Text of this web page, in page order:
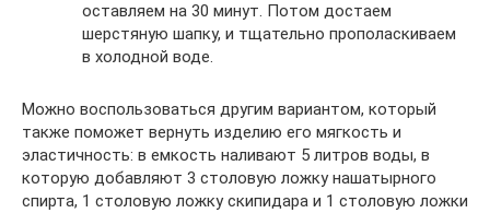
оставляем на 30 минут. Потом достаем
шерстяную шапку, и тщательно прополаскиваем
в холодной воде.
Можно воспользоваться другим вариантом, который
также поможет вернуть изделию его мягкость и
эластичность: в емкость наливают 5 литров воды, в
которую добавляют 3 столовую ложку нашатырного
спирта, 1 столовую ложку скипидара и 1 столовую ложки